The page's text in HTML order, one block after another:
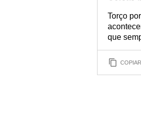
Torço
que
COPIAR